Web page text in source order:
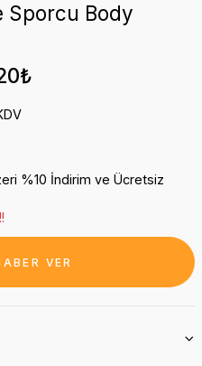
Sporcu Body
%10 İndirim ve Ücretsiz
VER